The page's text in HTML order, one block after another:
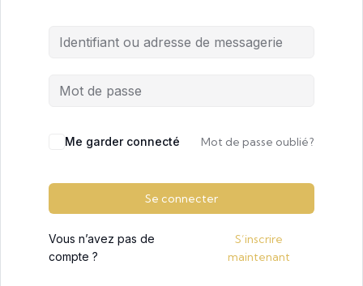
Me garder connecté Mot de passe oublié?
Se connecter
Vous n’avez pas de
compte ?
S’inscrire
maintenant